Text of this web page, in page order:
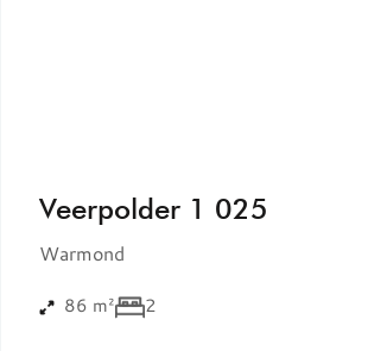
Warmond
Veerpolder 1 025
86 m² 2